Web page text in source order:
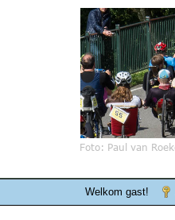
Welkom gast!